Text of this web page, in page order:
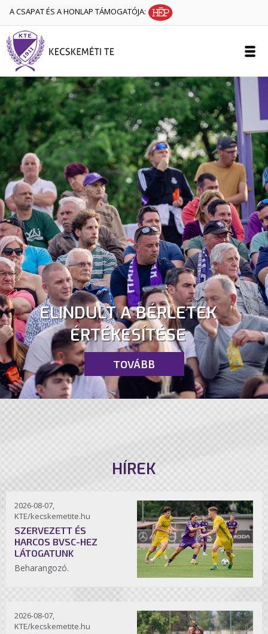
A CSAPAT ÉS A HONLAP TÁMOGATÓJA:
ELINDULT A BÉRLETEK
ÉRTÉKESÍTÉSE
TOVÁBB
HÍREK
2026-08-07,
KTE/kecskemetite.hu
SZERVEZETT ÉS
HARCOS BVSC-HEZ
LÁTOGATUNK
Beharangozó.
2026-08-07,
KTE/kecskemetite.hu